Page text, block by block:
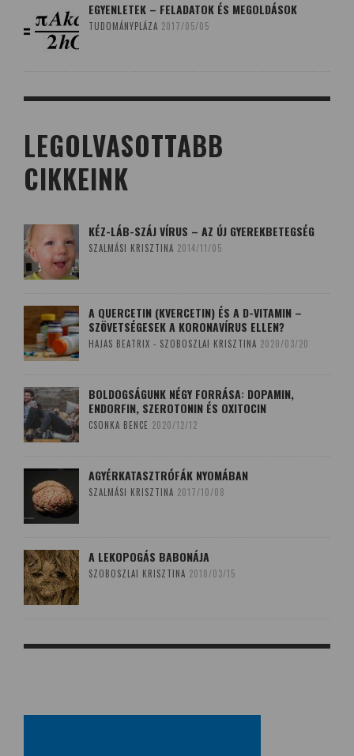
EGYENLETEK – FELADATOK ÉS MEGOLDÁSOK
TUDOMÁNYPLÁZA 2017/05/05
LEGOLVASOTTABB
CIKKEINK
KÉZ-LÁB-SZÁJ VÍRUS – AZ ÚJ GYEREKBETEGSÉG
SZALMÁSI KRISZTINA 2014/11/05
A QUERCETIN (KVERCETIN) ÉS A D-VITAMIN –
SZÖVETSÉGESEK A KORONAVÍRUS ELLEN?
HAJAS BEATRIX - SZOBOSZLAI KRISZTINA 2020/03/20
BOLDOGSÁGUNK NÉGY FORRÁSA: DOPAMIN,
ENDORFIN, SZEROTONIN ÉS OXITOCIN
CSONKA BENCE 2020/12/12
AGYÉRKATASZTRÓFÁK NYOMÁBAN
SZALMÁSI KRISZTINA 2017/10/08
A LEKOPOGÁS BABONÁJA
SZOBOSZLAI KRISZTINA 2018/03/15